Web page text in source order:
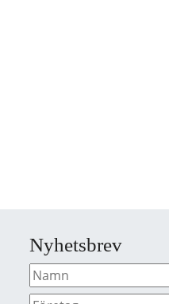
Nyhetsbrev